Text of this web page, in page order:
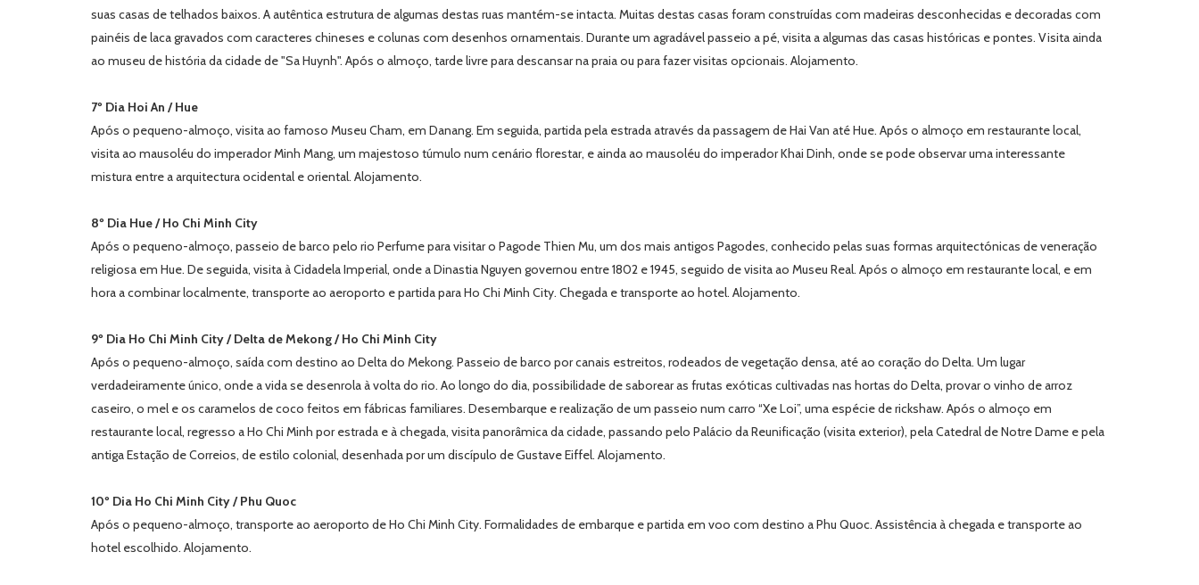
suas casas de telhados baixos. A autêntica estrutura de algumas destas ruas mantém-se intacta. Muitas destas casas foram construídas com madeiras desconhecidas e decoradas com
painéis de laca gravados com caracteres chineses e colunas com desenhos ornamentais. Durante um agradável passeio a pé, visita a algumas das casas históricas e pontes. Visita ainda
ao museu de história da cidade de "Sa Huynh". Após o almoço, tarde livre para descansar na praia ou para fazer visitas opcionais. Alojamento.
7º Dia Hoi An / Hue
Após o pequeno-almoço, visita ao famoso Museu Cham, em Danang. Em seguida, partida pela estrada através da passagem de Hai Van até Hue. Após o almoço em restaurante local,
visita ao mausoléu do imperador Minh Mang, um majestoso túmulo num cenário florestar, e ainda ao mausoléu do imperador Khai Dinh, onde se pode observar uma interessante
mistura entre a arquitectura ocidental e oriental. Alojamento.
8º Dia Hue / Ho Chi Minh City
Após o pequeno-almoço, passeio de barco pelo rio Perfume para visitar o Pagode Thien Mu, um dos mais antigos Pagodes, conhecido pelas suas formas arquitectónicas de veneração
religiosa em Hue. De seguida, visita à Cidadela Imperial, onde a Dinastia Nguyen governou entre 1802 e 1945, seguido de visita ao Museu Real. Após o almoço em restaurante local, e em
hora a combinar localmente, transporte ao aeroporto e partida para Ho Chi Minh City. Chegada e transporte ao hotel. Alojamento.
9º Dia Ho Chi Minh City / Delta de Mekong / Ho Chi Minh City
Após o pequeno-almoço, saída com destino ao Delta do Mekong. Passeio de barco por canais estreitos, rodeados de vegetação densa, até ao coração do Delta. Um lugar
verdadeiramente único, onde a vida se desenrola à volta do rio. Ao longo do dia, possibilidade de saborear as frutas exóticas cultivadas nas hortas do Delta, provar o vinho de arroz
caseiro, o mel e os caramelos de coco feitos em fábricas familiares. Desembarque e realização de um passeio num carro “Xe Loi”, uma espécie de rickshaw. Após o almoço em
restaurante local, regresso a Ho Chi Minh por estrada e à chegada, visita panorâmica da cidade, passando pelo Palácio da Reunificação (visita exterior), pela Catedral de Notre Dame e pela
antiga Estação de Correios, de estilo colonial, desenhada por um discípulo de Gustave Eiffel. Alojamento.
10º Dia Ho Chi Minh City / Phu Quoc
Após o pequeno-almoço, transporte ao aeroporto de Ho Chi Minh City. Formalidades de embarque e partida em voo com destino a Phu Quoc. Assistência à chegada e transporte ao
hotel escolhido. Alojamento.